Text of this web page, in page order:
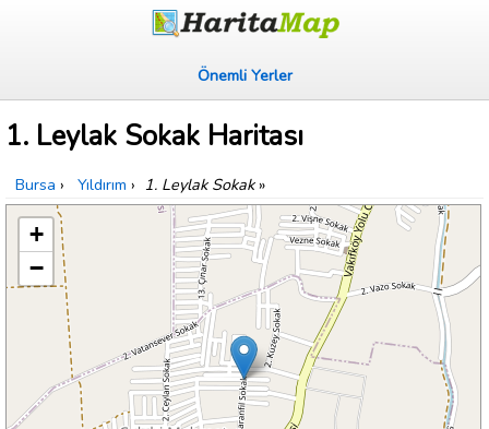
Önemli Yerler
1. Leylak Sokak Haritası
Bursa › Yıldırım › 1. Leylak Sokak»
+
−